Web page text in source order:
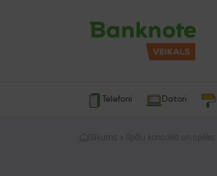
Telefoni Datori
Sākums Spēļu konsoles un spēles